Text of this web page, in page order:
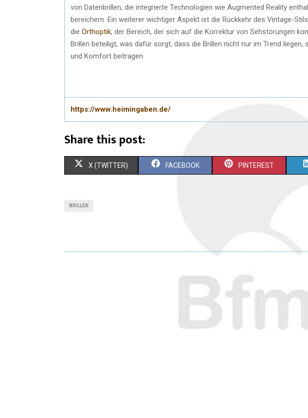
von Datenbrillen, die integrierte Technologien wie Augmented Reality
bereichern. Ein weiterer wichtiger Aspekt ist die Rückkehr des Vintage-
die Orthoptik, der Bereich, der sich auf die Korrektur von Sehstörungen
Brillen beteiligt, was dafür sorgt, dass die Brillen nicht nur im Trend liegen,
und Komfort beitragen.
https://www.heimingaben.de/
Share this post:
X (TWITTER) FACEBOOK PINTEREST
BRILLEN